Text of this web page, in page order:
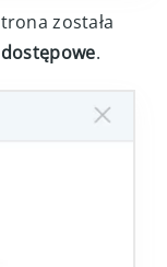
została
.